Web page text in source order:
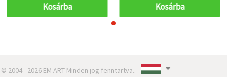
Kosárba Kosárba
© 2004 - 2026 EM ART Minden jog fenntartva..